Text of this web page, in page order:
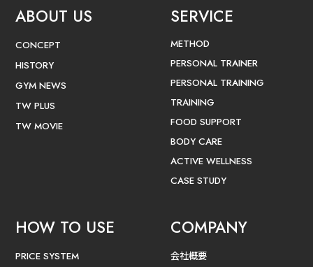
ABOUT US
CONCEPT
HISTORY
GYM NEWS
TW PLUS
TW MOVIE
SERVICE
METHOD
PERSONAL TRAINER
PERSONAL TRAINING
TRAINING
FOOD SUPPORT
BODY CARE
ACTIVE WELLNESS
CASE STUDY
HOW TO USE
PRICE SYSTEM
COMPANY
会社概要